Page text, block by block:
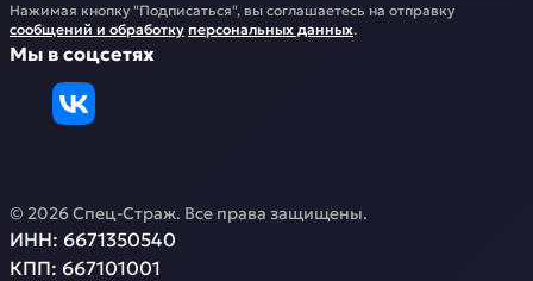
Нажимая кнопку "Подписаться", вы соглашаетесь на отправку
сообщений и обработку персональных данных.
Мы в соцсетях
© 2026Спец-Страж. Все права защищены.
ИНН: 6671350540
КПП: 667101001